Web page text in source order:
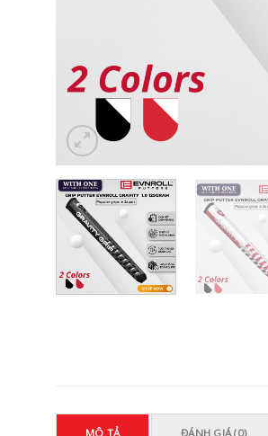
MÔ TẢ ĐÁNH GIÁ (0)